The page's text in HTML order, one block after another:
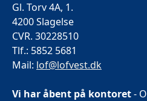
Gl. Torv 4A, 1.
4200 Slagelse
CVR. 30228510
Tlf.: 5852 5681
Mail: lof@lofvest.dk
Vi har åbent på kontoret-